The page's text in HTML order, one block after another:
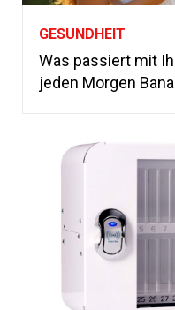
GESUNDHEIT
Was passiert mit
jeden Morgen